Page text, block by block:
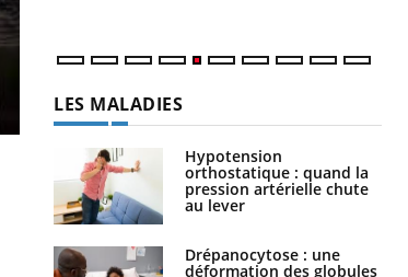
Comment oublier les écrans en
vacances ?
LES MALADIES
Hypotension
orthostatique : quand la
pression artérielle chute
au lever
Drépanocytose : une
déformation des globules